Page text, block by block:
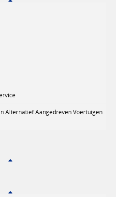
Alternatief Aangedreven Voertuigen